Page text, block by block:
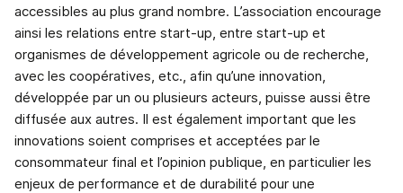
accessibles au plus grand nombre. L’association encourage
ainsi les relations entre start-up, entre start-up et
organismes de développement agricole ou de recherche,
avec les coopératives, etc., afin qu’une innovation,
développée par un ou plusieurs acteurs, puisse aussi être
diffusée aux autres. Il est également important que les
innovations soient comprises et acceptées par le
consommateur final et l’opinion publique, en particulier les
enjeux de performance et de durabilité pour une